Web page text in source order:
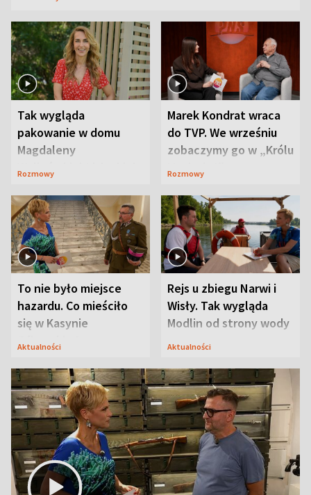
Tak wygląda
pakowanie w domu
Magdaleny
Waligórskiej-Lisieckiej.
Rozmowy
Marek Kondrat wraca
do TVP. We wrześniu
zobaczymy go w „Królu
Maciusiu I”
Rozmowy
To nie było miejsce
hazardu. Co mieściło
się w Kasynie
Oficerskim?
Aktualności
Rejs u zbiegu Narwi i
Wisły. Tak wygląda
Modlin od strony wody
Aktualności